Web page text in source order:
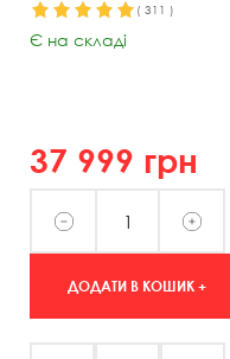
( 311 )
Є на складі
37 999 грн
ДОДАТИ В КОШИК +